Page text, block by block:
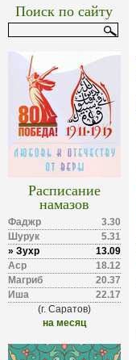
Поиск по сайту
Расписание
намазов
Фаджр
3.30
Шурук
5.31
» Зухр
13.09
Аср
18.12
Магриб
20.37
Иша
22.17
(г. Саратов)
на месяц